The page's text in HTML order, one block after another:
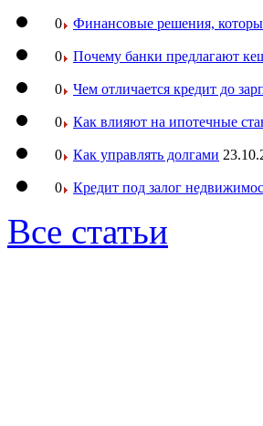
0 Финансовые решения,
0 Почему банки предлагают
0 Чем отличается кредит до
0 Как влияют на ипотечные
0 Как управлять долгами
0 Кредит под залог
Все статьи